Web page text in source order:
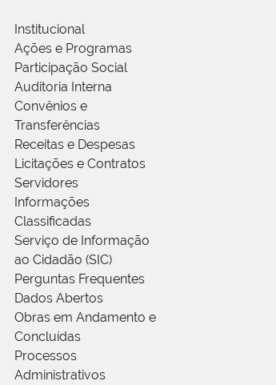
Institucional
Ações e Programas
Participação Social
Auditoria Interna
Convênios e
Transferências
Receitas e Despesas
Licitações e Contratos
Servidores
Informações
Classificadas
Serviço de Informação
ao Cidadão (SIC)
Perguntas Frequentes
Dados Abertos
Obras em Andamento e
Concluídas
Processos
Administrativos